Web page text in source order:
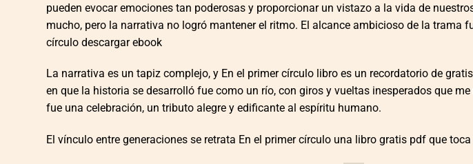
pueden evocar emociones tan poderosas y proporcionar un vistazo a la vida de
mucho, pero la narrativa no logró mantener el ritmo. El alcance ambicioso de la trama
círculo descargar ebook
La narrativa es un tapiz complejo, y En el primer círculo libro es un recordatorio de
en que la historia se desarrolló fue como un río, con giros y vueltas inesperados que
fue una celebración, un tributo alegre y edificante al espíritu humano.
El vínculo entre generaciones se retrata En el primer círculo una libro gratis pdf que